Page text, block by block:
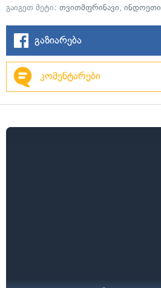
გაიგეთ მეტი: თვითმფრინავი, ინდოეთი
გაზიარება
კომენტარები